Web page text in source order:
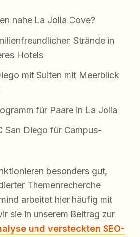
nahe La Jolla Cove?
Strände in
Hotels
mit Suiten mit Meerblick
für Paare in La Jolla
San Diego für Campus-
besonders gut,
Themenrecherche
arbeitet hier häufig mit
sie in unserem Beitrag zur
und versteckten SEO-